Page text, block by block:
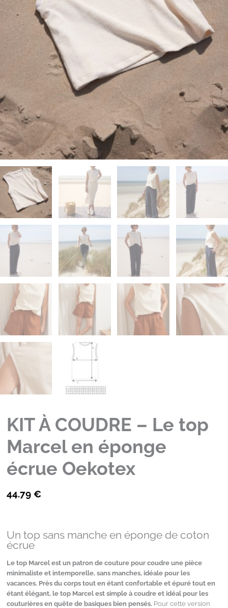
KIT À COUDRE – Le top
Marcel en éponge
écrue Oekotex
44.79 €
Un top sans manche en éponge de coton
écrue
Le top Marcel est un patron de couture pour coudreune pièce
minimaliste et intemporelle, sans manches, idéale pour les
vacances. Près du corps tout en étant confortable et épuré tout en
étant élégant, le top Marcel est simple à coudre et idéal pour les
couturières en quête de basiques bien pensés. Pour cette version